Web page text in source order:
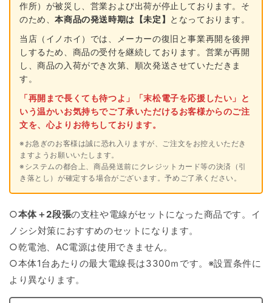
ー
ス
3
ソ
ー
ラ
ー
イ
ノ
シ
シ
対
策
ー
ス
3
ソ
ラ
ー
イ
ノ
シ
シ
対
策
作所）が被災し、営業および出荷が停止しております。そ
のため、本商品の発送時期は【未定】
となっております。
当店（イノホイ）では、メーカーの復旧と事業再開を後押
しするため、商品の受付を継続しております。営業が再開
し、商品の入荷ができ次第、順次発送させていただきま
す。
「再開まで長くても待つよ」「末松電子を応援したい」と
いう温かいお気持ちでご了承いただけるお客様からのご注
文を、心よりお待ちしております。
※お急ぎのお客様は誠に恐れ入りますが、ご注文をお控えいただき
ますようお願いいたします。
※システムの都合上、商品発送前にクレジットカード等の決済（引
き落とし）が確定する場合がございます。予めご了承ください。
○本体＋ 2段張の支柱や電線がセットになった商品です。 イ
ノシシ対策におすすめのセットになります。
○乾電池、AC電源は使用できません。
○本体1台あたりの最大電線長は3300ｍです。※設置条件に
より異なります。